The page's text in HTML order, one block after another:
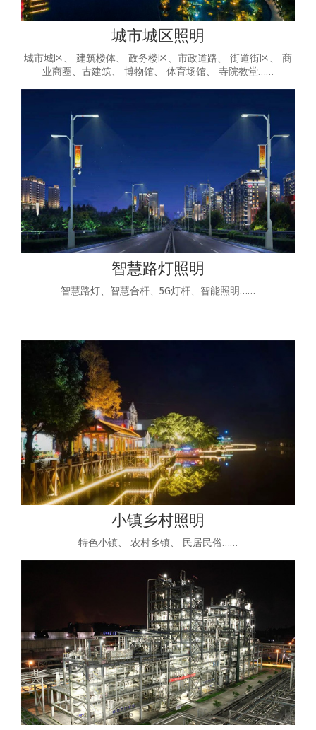
城市城区照明
城市城区、 建筑楼体、 政务楼区、市政道路、 街道街区、 商
业商圈、古建筑、 博物馆、 体育场馆、 寺院教堂……
智慧路灯照明
智慧路灯、智慧合杆、5G灯杆、智能照明……
小镇乡村照明
特色小镇、 农村乡镇、 民居民俗……